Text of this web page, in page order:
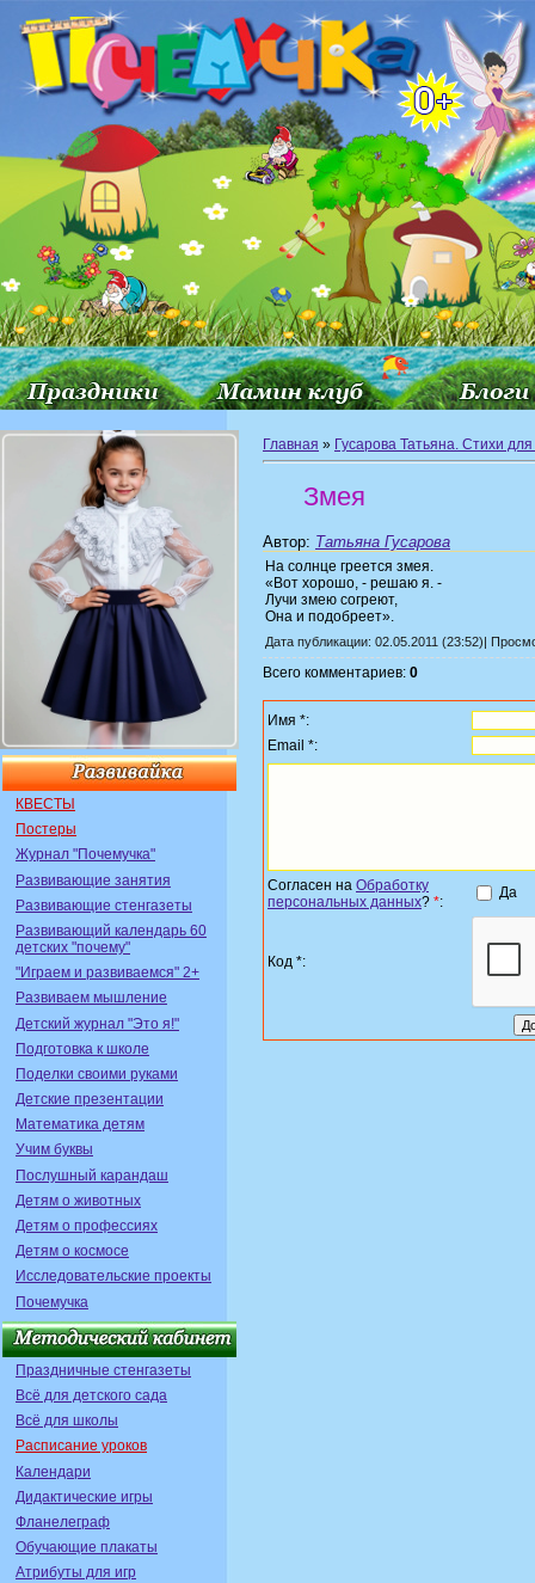
КВЕСТЫ
Постеры
Журнал "Почемучка"
Развивающие занятия
Развивающие стенгазеты
Развивающий календарь 60
детских "почему"
"Играем и развиваемся" 2+
Развиваем мышление
Детский журнал "Это я!"
Подготовка к школе
Поделки своими руками
Детские презентации
Математика детям
Учим буквы
Послушный карандаш
Детям о животных
Детям о профессиях
Детям о космосе
Исследовательские проекты
Почемучка
Праздничные стенгазеты
Всё для детского сада
Всё для школы
Расписание уроков
Календари
Дидактические игры
Фланелеграф
Обучающие плакаты
Атрибуты для игр
Главная » Гусарова Татьяна. Стихи
Змея
Автор: Татьяна Гусарова
На солнце греется змея.
«Вот хорошо, - решаю я. -
Лучи змею согреют,
Она и подобреет».
Дата публикации: 02.05.2011 (23:52)|
Всего комментариев: 0
Имя *:
Email *:
Согласен на Обработку
персональных данных? *:
Да
Код *: